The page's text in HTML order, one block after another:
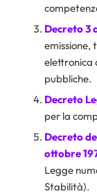
Decreto 3
emissione,
elettronica
pubbliche.
Decreto
per la
Decreto
ottobre
Legge
Stabilità).